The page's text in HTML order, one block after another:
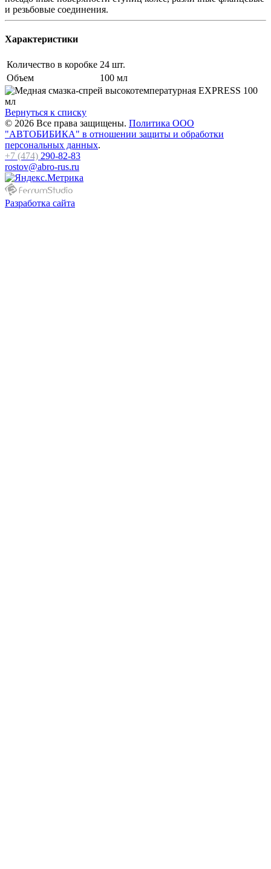
и резьбовые соединения.
Характеристики
Количество в коробке 24 шт.
Объем
100 мл
Вернуться к списку
© 2026 Все права защищены. Политика ООО
"АВТОБИБИКА" в отношении защиты и обработки
персональных данных.
+7 (474) 290-82-83
rostov@abro-rus.ru
Разработка сайта